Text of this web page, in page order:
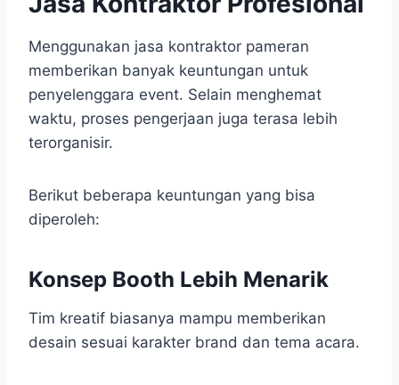
Menggunakan jasa kontraktor pameran
memberikan banyak keuntungan untuk
penyelenggara event. Selain menghemat
waktu, proses pengerjaan juga terasa lebih
terorganisir.
Berikut beberapa keuntungan yang bisa
diperoleh:
Konsep Booth Lebih Menarik
Tim kreatif biasanya mampu memberikan
desain sesuai karakter brand dan tema acara.